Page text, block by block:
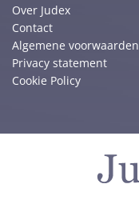
Over Judex
Contact
Algemene voorwaarden
Privacy statement
Cookie Policy